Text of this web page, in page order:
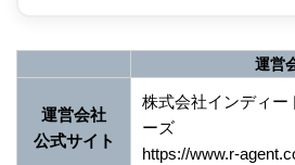
運営
運営会社
公式サイト
株式会社インディー
ーズ
https://www.r-